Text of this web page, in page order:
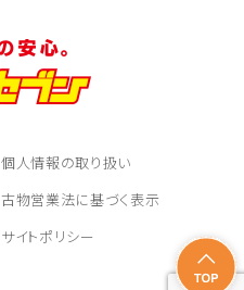
個人情報の取り扱い
古物営業法に基づく表示
サイトポリシー